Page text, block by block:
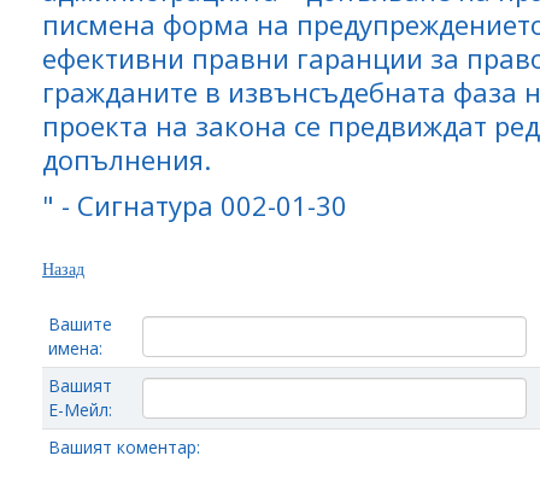
писмена форма на
ефективни правни гаранции за
гражданите в извънсъдебната фаза
проекта на закона се предвиждат
допълнения.
" - Сигнатура 002-01-30
Назад
Вашите
имена:
Вашият
Е-Мейл:
Вашият коментар: